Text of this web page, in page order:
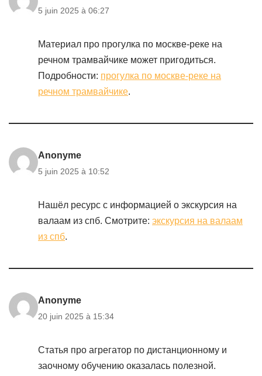
5 juin 2025 à 06:27
Материал про прогулка по москве-реке на
речном трамвайчике может пригодиться.
Подробности: прогулка по москве-реке на
речном трамвайчике.
Anonyme
5 juin 2025 à 10:52
Нашёл ресурс с информацией о экскурсия на
валаам из спб. Смотрите: экскурсия на валаам
из спб.
Anonyme
20 juin 2025 à 15:34
Статья про агрегатор по дистанционному и
заочному обучению оказалась полезной.